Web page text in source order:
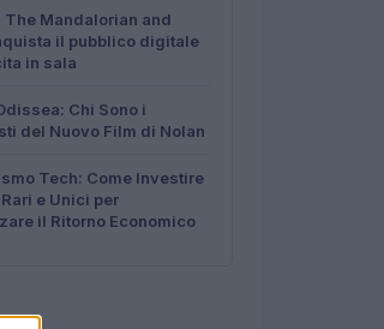
The Mandalorian and
il pubblico digitale
in sala
Chi Sono i
del Nuovo Film di Nolan
Tech: Come Investire
e Unici per
il Ritorno Economico